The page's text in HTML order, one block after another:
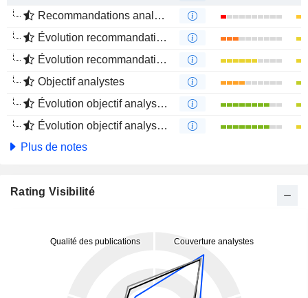
Recommandations analystes
Évolution recommandations analystes 1 an
Évolution recommandations analystes 4 mois
Objectif analystes
Évolution objectif analystes 1 an
Évolution objectif analystes 4 mois
Plus de notes
Rating Visibilité